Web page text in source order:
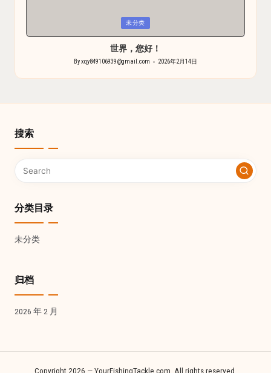
in
未分类
世界，您好！
Posted
by
Byxqy849106939@gmail.com 2026年2月14日
搜索
分类目录
未分类
归档
2026 年 2 月
Copyright 2026 — YourFishingTackle.com. All rights reserved.